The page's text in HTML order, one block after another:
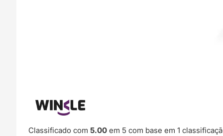
Classificado com5.00 em 5 com base em1